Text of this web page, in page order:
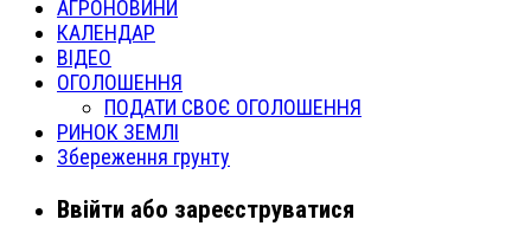
АГРОНОВИНИ
КАЛЕНДАР
ВІДЕО
ОГОЛОШЕННЯ
ПОДАТИ СВОЄ ОГОЛОШЕННЯ
РИНОК ЗЕМЛІ
Збереження грунту
Ввійти або зареєструватися